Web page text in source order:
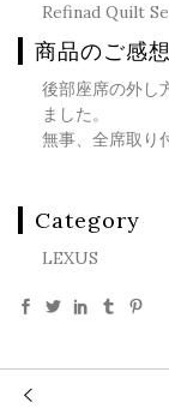
Refinad Quilt
商品のご感想
後部座席の外し
ました。
無事、全席取り
Category
LEXUS